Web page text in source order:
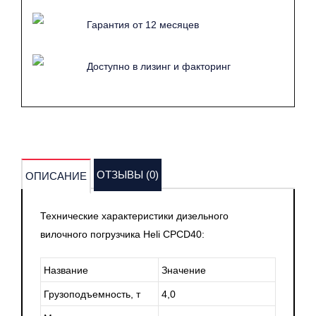
Гарантия от 12 месяцев
Доступно в лизинг и факторинг
ОПИСАНИЕ ОТЗЫВЫ (0)
Технические характеристики дизельного
вилочного погрузчика Heli CPCD40:
Название Значение
Грузоподъемность, т 4,0